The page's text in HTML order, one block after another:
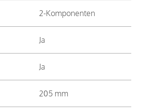
2-Komponenten
Ja
Ja
205 mm